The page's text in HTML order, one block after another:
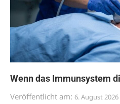
Wenn das Immunsystem
Veröffentlicht am: 6. August 2026